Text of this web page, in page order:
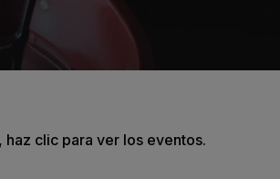
clic para ver los eventos.